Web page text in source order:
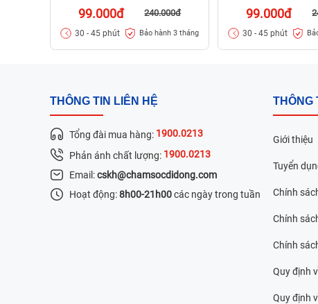
99.000đ 240.000đ
30 - 45 phút Bảo hành 3 tháng
99.000đ
30 - 45 phút
THÔNG TIN LIÊN HỆ
Tổng đài mua hàng: 1900.0213
Phản ánh chất lượng: 1900.0213
Email:cskh@chamsocdidong.com
Hoạt động:8h00-21h00các ngày trong tuần
THÔNG
Giới thiệu
Tuyển
Chính
Chính
Chính
Quy định
Quy định